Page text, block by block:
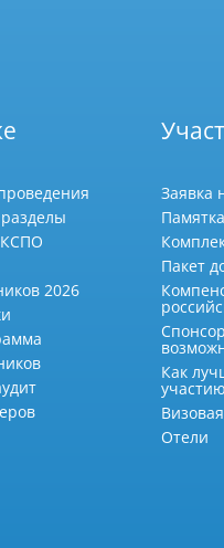
2026
Заявка
Пакет
Как
Отели